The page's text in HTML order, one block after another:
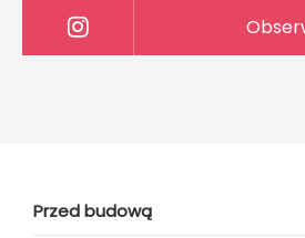
Przed budową